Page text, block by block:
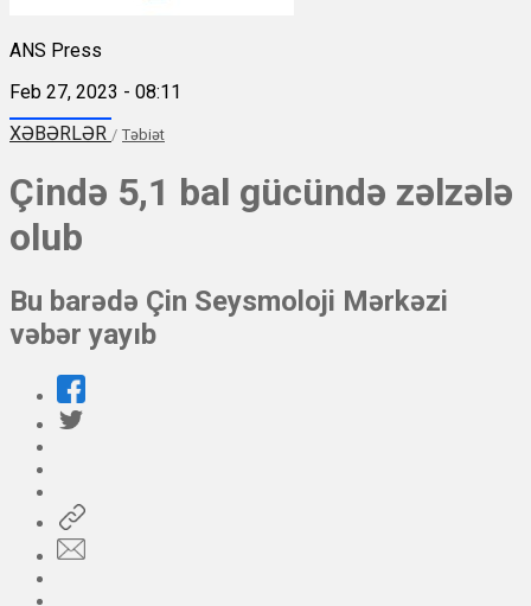
ANS Press
Feb 27, 2023 - 08:11
XƏBƏRLƏR / Təbiət
Çində 5,1 bal gücündə zəlzələ
olub
Bu barədə Çin Seysmoloji Mərkəzi
vəbər yayıb